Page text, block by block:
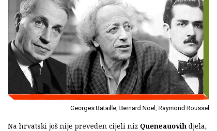
Georges Bataille, Bernard Noël, Raymond Roussel
Na hrvatski još nije preveden cijeli niz Queneauovih djela,